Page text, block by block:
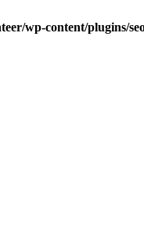
wp-content/plugins/